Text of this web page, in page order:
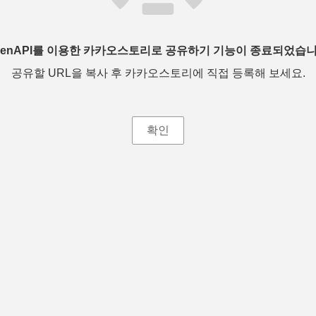
를 이용한 카카오스토리로 공유하기 기능이 종료되었습
공유할 URL을 복사 후 카카오스토리에 직접 등록해 보세요.
확인